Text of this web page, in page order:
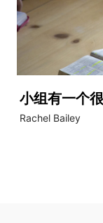
小组有一个
Rachel Bailey